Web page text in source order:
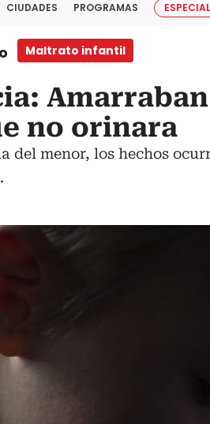
CIUDADES PROGRAMAS
Maltrato infantil
no orinara
del menor, los hechos